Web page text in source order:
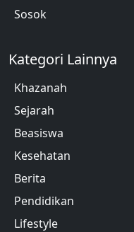
Sosok
Kategori Lainnya
Khazanah
Sejarah
Beasiswa
Kesehatan
Berita
Pendidikan
Lifestyle